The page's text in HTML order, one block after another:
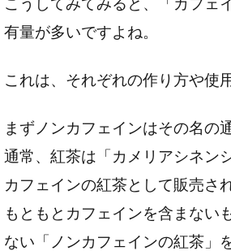
有量が多いですよね。
これは、それぞれの作り方や使
まずノンカフェインはその名の
通常、紅茶は「カメリアシネン
カフェインの紅茶として販売さ
もともとカフェインを含まない
ない「ノンカフェインの紅茶」